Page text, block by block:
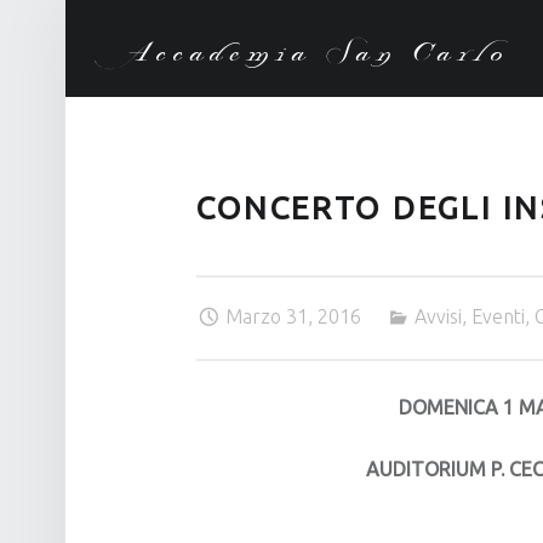
Accademia San Carlo
CONCERTO DEGLI
Marzo 31, 2016 Avvisi, Eventi,
DOMENICA 1
AUDITORIUM P.